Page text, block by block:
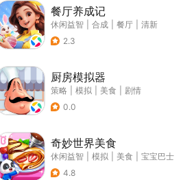
餐厅养成记
休闲益智 合成 餐厅
清新
2.3
厨房模拟器
策略 模拟 美食
剧情
0.0
奇妙世界美食
休闲益智 模拟 美食
宝宝巴士
4.8